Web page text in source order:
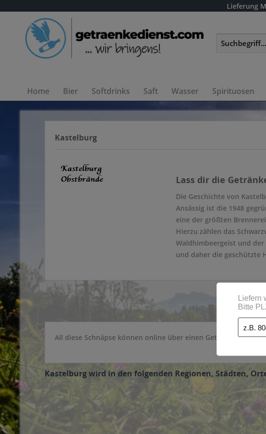
Lieferung
Home Bier Softdrinks Saft Wasser Spirituosen
Kastelburg
Lass dir die
Die Geschichte von
Ansässig ist die 1948
eine der größten
Hierzu zählen das
Waldhimbeergeist und
und daher die geschützte
All diese Schnäpse können online über einen
Kastelburg wird in den folgenden Regionen, Städten,